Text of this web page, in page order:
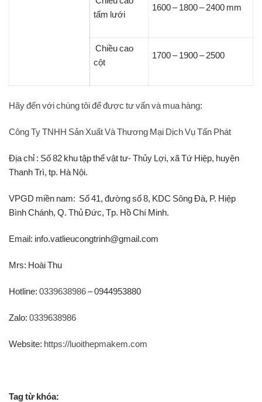
tấm lưới
1600 – 1800 – 2400 mm
Chiều cao
cột
1700 – 1900 – 2500
Hãy đến với chúng tôi để được tư vấn và mua hàng:
Công Ty TNHH Sản Xuất Và Thương Mại Dịch Vụ Tấn Phát
Địa chỉ : Số 82 khu tập thể vật tư- Thủy Lợi, xã Tứ Hiệp, huyện
Thanh Trì, tp. Hà Nội.
VPGD miền nam: Số 41, đường số 8, KDC Sông Đà, P. Hiệp
Bình Chánh, Q. Thủ Đức, Tp. Hồ Chí Minh.
Email: info.vatlieucongtrinh@gmail.com
Mrs: Hoài Thu
Hotline: 0339638986– 0944953880
Zalo: 0339638986
Website: https://luoithepmakem.com
Tag từ khóa: